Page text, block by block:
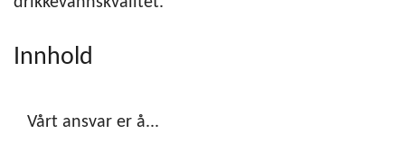
Innhold
Vårt ansvar er å...